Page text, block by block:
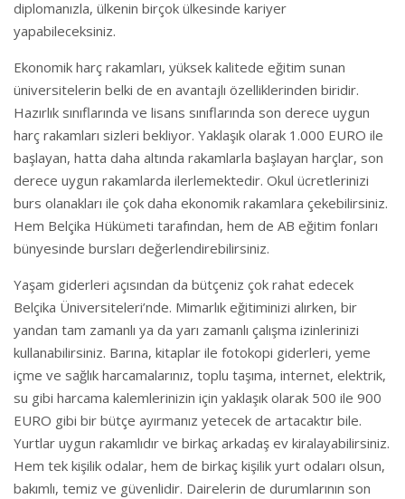
diplomanızla, ülkenin birçok ülkesinde kariyer
yapabileceksiniz.
Ekonomik harç rakamları, yüksek kalitede eğitim sunan
üniversitelerin belki de en avantajlı özelliklerinden biridir.
Hazırlık sınıflarında ve lisans sınıflarında son derece uygun
harç rakamları sizleri bekliyor. Yaklaşık olarak 1.000 EURO ile
başlayan, hatta daha altında rakamlarla başlayan harçlar, son
derece uygun rakamlarda ilerlemektedir. Okul ücretlerinizi
burs olanakları ile çok daha ekonomik rakamlara çekebilirsiniz.
Hem Belçika Hükümeti tarafından, hem de AB eğitim fonları
bünyesinde bursları değerlendirebilirsiniz.
Yaşam giderleri açısından da bütçeniz çok rahat edecek
Belçika Üniversiteleri’nde. Mimarlık eğitiminizi alırken, bir
yandan tam zamanlı ya da yarı zamanlı çalışma izinlerinizi
kullanabilirsiniz. Barına, kitaplar ile fotokopi giderleri, yeme
içme ve sağlık harcamalarınız, toplu taşıma, internet, elektrik,
su gibi harcama kalemlerinizin için yaklaşık olarak 500 ile 900
EURO gibi bir bütçe ayırmanız yetecek de artacaktır bile.
Yurtlar uygun rakamlıdır ve birkaç arkadaş ev kiralayabilirsiniz.
Hem tek kişilik odalar, hem de birkaç kişilik yurt odaları olsun,
bakımlı, temiz ve güvenlidir. Dairelerin de durumlarının son